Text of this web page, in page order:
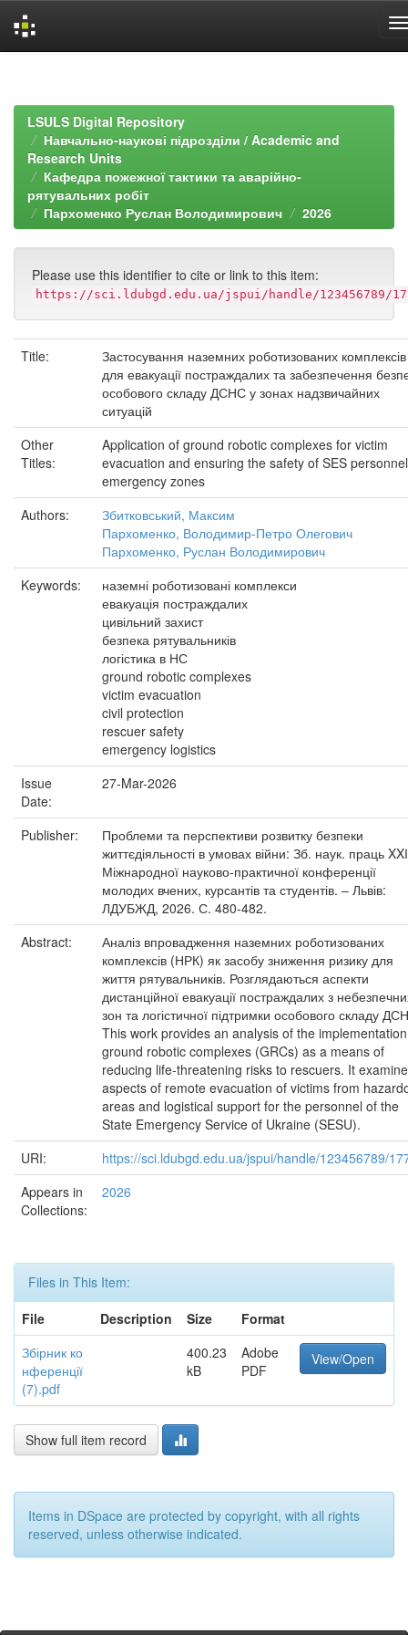
LSULS Digital Repository
Навчально-наукові підрозділи / Academic and
Research Units
Кафедра пожежної тактики та аварійно-
рятувальних робіт
Пархоменко Руслан Володимирович
2026
Please use this identifier to cite or link to this item:
https://sci.ldubgd.edu.ua/jspui/handle/123456789/
Title:
Застосування наземних роботизованих комплексів
для евакуації постраждалих та забезпечення
особового складу ДСНС у зонах надзвичайних
ситуацій
Other
Titles:
Application of ground robotic complexes for victim
evacuation and ensuring the safety of SES
emergency zones
Authors:
Збитковський, Максим
Пархоменко, Володимир-Петро Олегович
Пархоменко, Руслан Володимирович
Keywords:
наземні роботизовані комплекси
евакуація постраждалих
цивільний захист
безпека рятувальників
логістика в НС
ground robotic complexes
victim evacuation
civil protection
rescuer safety
emergency logistics
Issue
Date:
27-Mar-2026
Publisher:
Проблеми та перспективи розвитку безпеки
життєдіяльності в умовах війни: Зб. наук. праць XXІ
Міжнародної науково-практичної конференції
молодих вчених, курсантів та студентів. – Львів:
ЛДУБЖД, 2026. С. 480-482.
Abstract:
Аналіз впровадження наземних роботизованих
комплексів (НРК) як засобу зниження ризику для
життя рятувальників. Розглядаються аспекти
дистанційної евакуації постраждалих з
зон та логістичної підтримки особового складу
This work provides an analysis of the
ground robotic complexes (GRCs) as a means of
reducing life-threatening risks to rescuers. It
aspects of remote evacuation of victims from
areas and logistical support for the personnel of the
State Emergency Service of Ukraine (SESU).
URI:
https://sci.ldubgd.edu.ua/jspui/handle/123456789/
Appears in
Collections:
2026
Files in This Item:
File
Description Size
Format
Збірник ко
нференції
(7).pdf
400.23
kB
Adobe
PDF
View/Open
Show full item record
Items in DSpace are protected by copyright, with all rights
reserved, unless otherwise indicated.